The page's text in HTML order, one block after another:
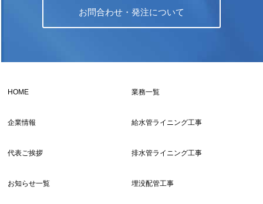
お問合わせ・発注について
HOME
企業情報
代表ご挨拶
お知らせ一覧
業務一覧
給水管ライニング工事
排水管ライニング工事
埋没配管工事